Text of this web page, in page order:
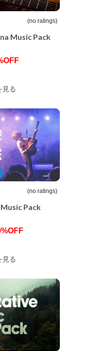
(no ratings)
Music Pack
見る
(no ratings)
Pack
見る